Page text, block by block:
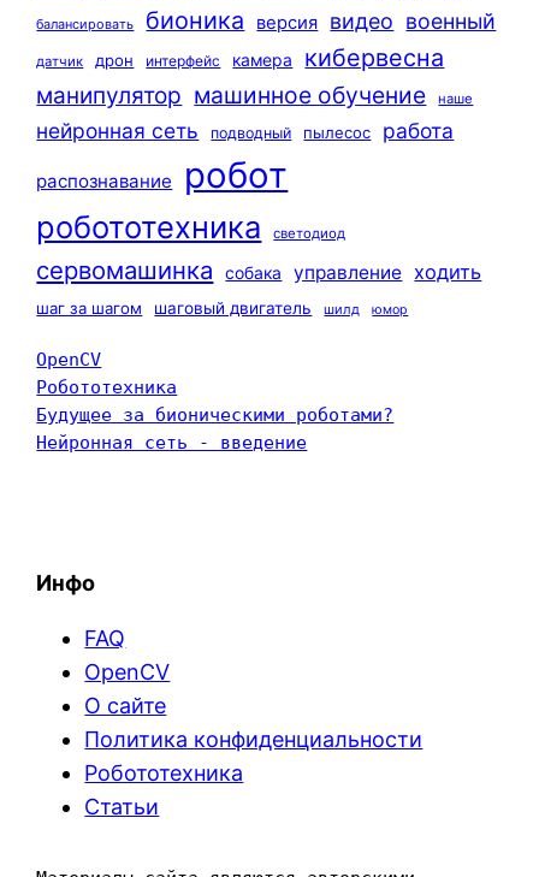
балансировать бионика версия видео военный
датчик дрон интерфейс камера кибервесна
манипулятор машинное обучение наше
нейронная сеть подводный пылесос работа
распознавание робот
робототехника светодиод
сервомашинка собака управление ходить
шаг за шагом шаговый двигатель шилд юмор
OpenCV
Робототехника
Будущее за бионическими роботами?
Нейронная сеть - введение
Инфо
FAQ
OpenCV
О сайте
Политика конфиденциальности
Робототехника
Статьи